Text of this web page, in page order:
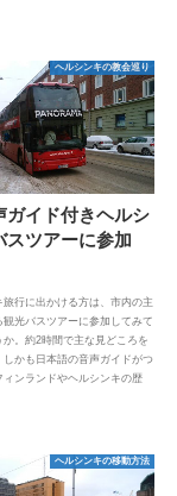
ヘルシンキの教会巡り
ガイド付きヘルシ
スツアーに参加
行に出かける方は、市内の主
光バスツアーに参加してみて
。約2時間で主な見どころを
しかも日本語の音声ガイドがつ
ィンランドやヘルシンキの歴
ヘルシンキの移動方法